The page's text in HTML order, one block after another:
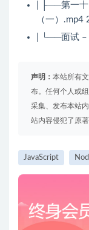
| ├──第一
（一）.mp4
| └──面试
声明： 本站所有
布。任何个人或
采集、发布本站
站内容侵犯了原
JavaScript